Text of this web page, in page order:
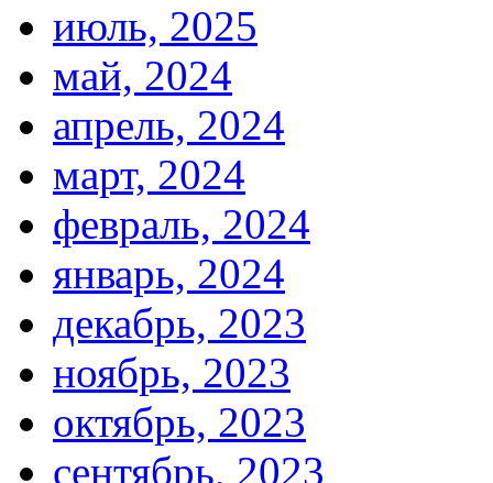
июль, 2025
май, 2024
апрель, 2024
март, 2024
февраль, 2024
январь, 2024
декабрь, 2023
ноябрь, 2023
октябрь, 2023
сентябрь, 2023